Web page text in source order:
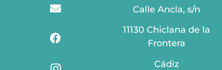
Calle Ancla, s/n
11130 Chiclana de la
Frontera
Cádiz